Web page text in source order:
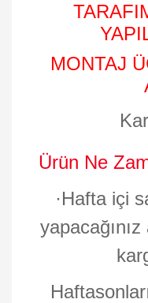
MONTAJ
Ürün Ne
·Hafta içi